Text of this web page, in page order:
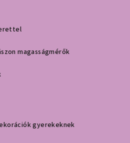
magasságmérők
gyerekeknek